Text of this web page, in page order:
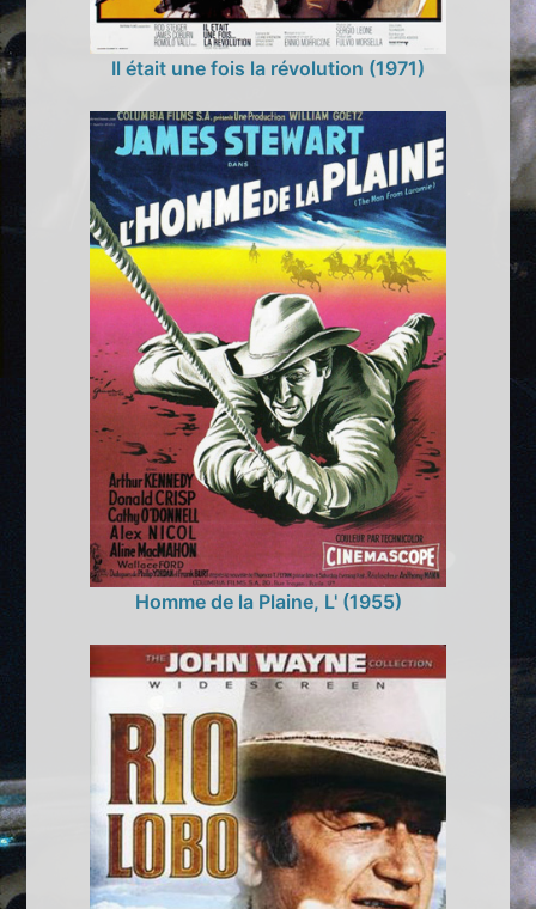
Il était une fois la révolution (1971)
Homme de la Plaine, L' (1955)